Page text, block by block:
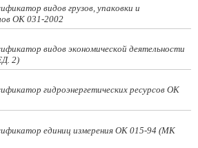
видов грузов, упаковки и
ОК 031-2002
видов экономической деятельности
2)
гидроэнергетических ресурсов ОК
единиц измерения ОК 015-94 (МК